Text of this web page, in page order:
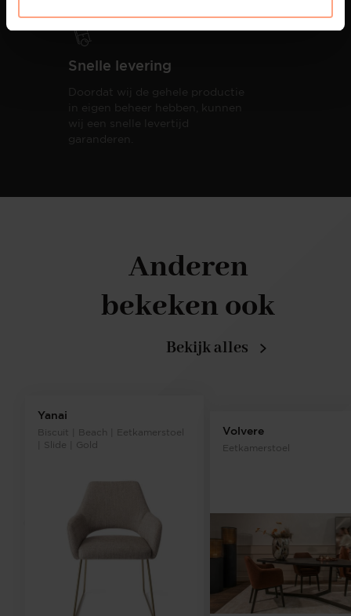
Snelle levering
Doordat wij de gehele productie
in eigen beheer hebben, kunnen
wij een snelle levertijd
garanderen.
Yanai
Biscuit | Beach | Eetkamerstoel
| Slide | Gold
Volvere
Eetkamerstoel
Anderen
bekeken ook
Bekijk alles